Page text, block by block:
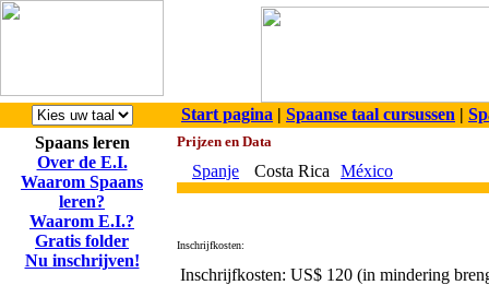
Start pagina | Spaanse taal cursussen |
Spaans leren
Over de E.I.
Waarom Spaans
leren?
Waarom E.I.?
Gratis folder
Nu inschrijven!
Prijzen en Data
Spanje Costa Rica México
Inschrijfkosten:
Inschrijfkosten: US$ 120 (in mindering